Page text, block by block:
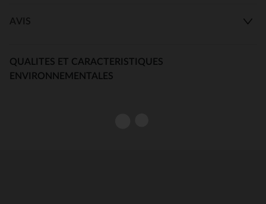
AVIS
QUALITES ET CARACTERISTIQUES
ENVIRONNEMENTALES